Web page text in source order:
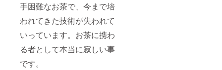
手困難なお茶で、今まで培
われてきた技術が失われて
いっています。お茶に携わ
る者として本当に寂しい事
です。